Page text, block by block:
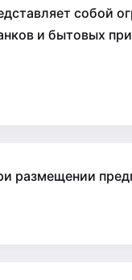
собой
и бытовых
размещении